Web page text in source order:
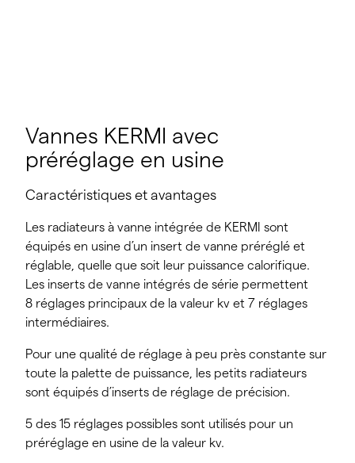
Vannes KERMI avec
préréglage en usine
Caractéristiques et avantages
Les radiateurs à vanne intégrée de KERMI sont
équipés en usine d’un insert de vanne préréglé et
réglable, quelle que soit leur puissance calorifique.
Les inserts de vanne intégrés de série permettent
8 réglages principaux de la valeur kv et 7 réglages
intermédiaires.
Pour une qualité de réglage à peu près constante sur
toute la palette de puissance, les petits radiateurs
sont équipés d’inserts de réglage de précision.
5 des 15 réglages possibles sont utilisés pour un
préréglage en usine de la valeur kv.